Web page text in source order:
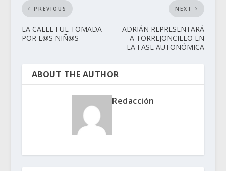
PREVIOUS
LA CALLE FUE TOMADA
POR L@S NIÑ@S
NEXT
ADRIÁN REPRESENTARÁ
A TORREJONCILLO EN
LA FASE AUTONÓMICA
ABOUT THE AUTHOR
Redacción